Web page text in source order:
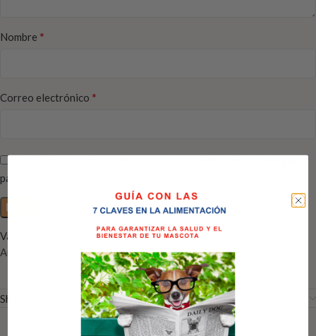
Valoraciones
Aún no hay reseñas
Nombre *
Correo electrónico *
Guarda mi nombre, correo electrónico y web en este navegador
para la próxima vez que comente.
Shipping & Delivery